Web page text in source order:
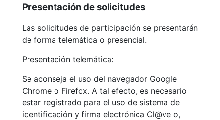
Presentación de solicitudes
Las solicitudes de participación se presentarán
de forma telemática o presencial.
Presentación telemática:
Se aconseja el uso del navegador Google
Chrome o Firefox. A tal efecto, es necesario
estar registrado para el uso de sistema de
identificación y firma electrónica Cl@ve o,